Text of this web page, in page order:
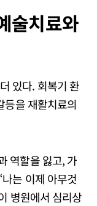
술치료와
있다. 회복기 환
등을 재활치료의
역할을 잃고, 가
는 이제 아무것
병원에서 심리상